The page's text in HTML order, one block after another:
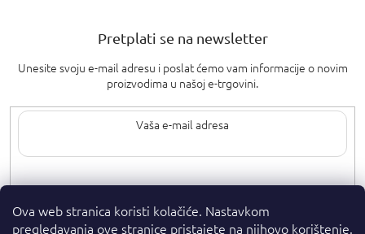
Ova web stranica koristi kolačiće. Nastavkom
pregledavanja ove stranice pristajete na njihovo korištenje.
Pretplati se na newsletter
Unesite svoju e-mail adresu i poslat ćemo vam informacije o novim
proizvodima u našoj e-trgovini.
Upisom svoje e-pošte pristajete nauvjete privatnosti.